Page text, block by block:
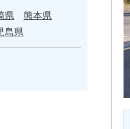
県
熊本県
島県